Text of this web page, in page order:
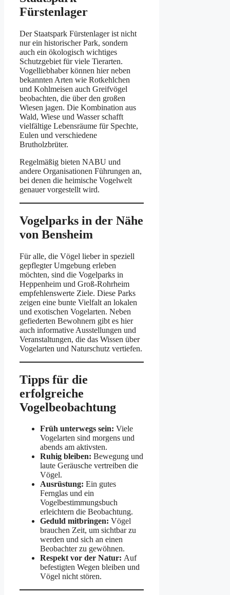
Fürstenlager
Der Staatspark Fürstenlager ist nicht
nur ein historischer Park, sondern
auch ein ökologisch wichtiges
Schutzgebiet für viele Tierarten.
Vogelliebhaber können hier neben
bekannten Arten wie Rotkehlchen
und Kohlmeisen auch Greifvögel
beobachten, die über den großen
Wiesen jagen. Die Kombination aus
Wald, Wiese und Wasser schafft
vielfältige Lebensräume für Spechte,
Eulen und verschiedene
Brutholzbrüter.
Regelmäßig bieten NABU und
andere Organisationen Führungen an,
bei denen die heimische Vogelwelt
genauer vorgestellt wird.
Vogelparks in der Nähe
von Bensheim
Für alle, die Vögel lieber in speziell
gepflegter Umgebung erleben
möchten, sind die Vogelparks in
Heppenheim und Groß-Rohrheim
empfehlenswerte Ziele. Diese Parks
zeigen eine bunte Vielfalt an lokalen
und exotischen Vogelarten. Neben
gefiederten Bewohnern gibt es hier
auch informative Ausstellungen und
Veranstaltungen, die das Wissen über
Vogelarten und Naturschutz vertiefen.
Tipps für die
erfolgreiche
Vogelbeobachtung
Früh unterwegs sein: Viele
Vogelarten sind morgens und
abends am aktivsten.
Ruhig bleiben: Bewegung und
laute Geräusche vertreiben die
Vögel.
Ausrüstung: Ein gutes
Fernglas und ein
Vogelbestimmungsbuch
erleichtern die Beobachtung.
Geduld mitbringen: Vögel
brauchen Zeit, um sichtbar zu
werden und sich an einen
Beobachter zu gewöhnen.
Respekt vor der Natur: Auf
befestigten Wegen bleiben und
Vögel nicht stören.